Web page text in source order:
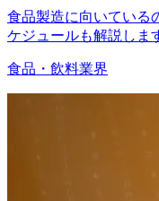
食品製造に向いている
ケジュールも解説しま
食品・飲料業界